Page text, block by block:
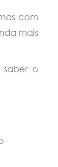
com
mais
saber o